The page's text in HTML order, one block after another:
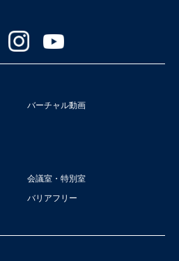
バーチャル動画
会議室・特別室
バリアフリー